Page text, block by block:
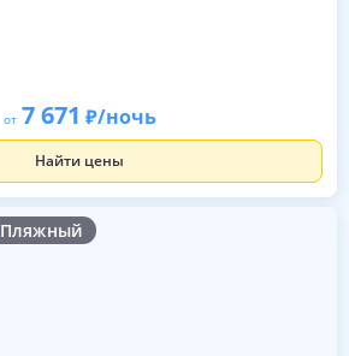
от 7 671 /ночь
Найти цены
Пляжный